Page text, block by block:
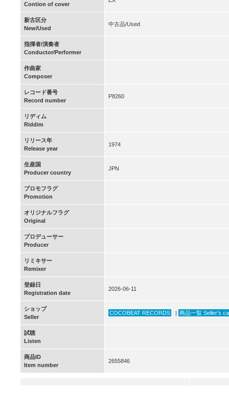
Contion of cover
新古区分
New/Used
中古品/Used
指揮者/演奏者
Conductor/Performer
作曲家
Composer
レコード番号
Record number
P8260
リディム
Riddim
リリース年
Release year
1974
生産国
Producer country
JPN
プロモフラグ
Promotion
オリジナルフラグ
Original
プロデューサー
Producer
リミキサー
Remixer
登録日
Registration date
2026-06-11
ショップ
Seller
COCOBEAT RECORDS | 商品一覧 Seller’s
試聴
Listen
商品ID
Item number
2655846